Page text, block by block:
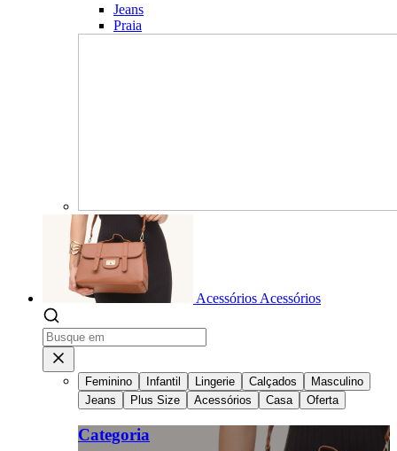
Jeans
Praia
Acessórios Acessórios
Feminino Infantil Lingerie Calçados
Masculino
Jeans
Plus Size Acessórios Casa Oferta
Categoria